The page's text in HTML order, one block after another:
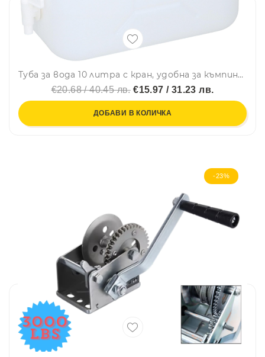
Туба за вода 10 литра с кран, удобна за къмпинг и пътуване
€20.68 / 40.45 лв.€15.97 / 31.23 лв.
ДОБАВИ В КОЛИЧКА
-23%